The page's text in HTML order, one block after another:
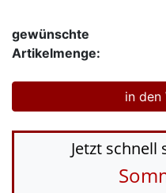
gewünschte
Artikelmenge:
Jetzt schnell